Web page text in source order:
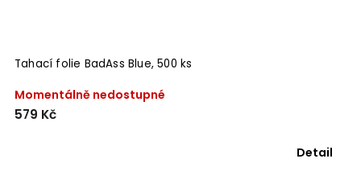
Tahací folie BadAss Blue, 500 ks
Momentálně nedostupné
579 Kč
Detail